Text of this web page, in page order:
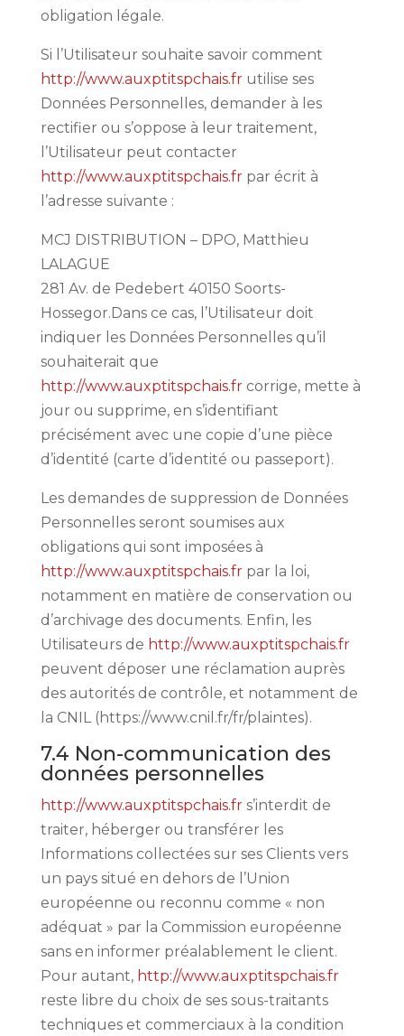
obligation légale.
Si l’Utilisateur souhaite savoir comment
http://www.auxptitspchais.frutilise ses
Données Personnelles, demander à les
rectifier ou s’oppose à leur traitement,
l’Utilisateur peut contacter
http://www.auxptitspchais.frpar écrit à
l’adresse suivante :
MCJ DISTRIBUTION – DPO, Matthieu
LALAGUE
281 Av. de Pedebert 40150 Soorts-
Hossegor.Dans ce cas, l’Utilisateur doit
indiquer les Données Personnelles qu’il
souhaiterait que
http://www.auxptitspchais.frcorrige, mette à
jour ou supprime, en s’identifiant
précisément avec une copie d’une pièce
d’identité (carte d’identité ou passeport).
Les demandes de suppression de Données
Personnelles seront soumises aux
obligations qui sont imposées à
http://www.auxptitspchais.frpar la loi,
notamment en matière de conservation ou
d’archivage des documents. Enfin, les
Utilisateurs de http://www.auxptitspchais.fr
peuvent déposer une réclamation auprès
des autorités de contrôle, et notamment de
la CNIL (https://www.cnil.fr/fr/plaintes).
7.4 Non-communication des
données personnelles
http://www.auxptitspchais.frs’interdit de
traiter, héberger ou transférer les
Informations collectées sur ses Clients vers
un pays situé en dehors de l’Union
européenne ou reconnu comme « non
adéquat » par la Commission européenne
sans en informer préalablement le client.
Pour autant, http://www.auxptitspchais.fr
reste libre du choix de ses sous-traitants
techniques et commerciaux à la condition